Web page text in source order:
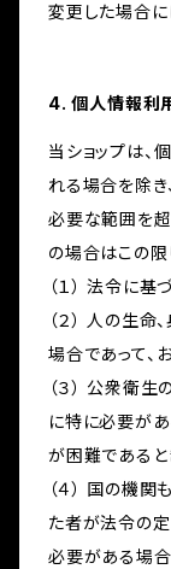
変更した場合に
4. 個人情報利
当ショップは、
れる場合を除き
必要な範囲を超
の場合はこの限
（１） 法令に基
（２） 人の生
場合であって、
（３） 公衆衛
に特に必要が
が困難であると
（４） 国の機
た者が法令の
必要がある場合